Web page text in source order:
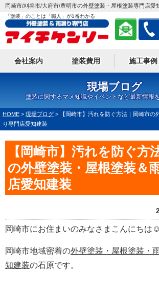
岡崎市/刈谷市/大府市/豊明市の外壁塗装・屋根塗装専門店愛
「塗装」のことは「職人」が1番わかる
会社案内 塗装費用 施工事例
現場ブログ
塗装に関するマメ知識やイベントなど最新情報
HOME > 現場ブログ >
【岡崎市】汚れを防ぐ方法｜岡崎市
り専門店愛知建装
【岡崎市】汚れを防ぐ方
の外壁塗装・屋根塗装＆
店愛知建装
岡崎市にお住まいのみなさまこんにちは
岡崎市地域密着の外壁塗装・屋根塗装・
知建装の石原です。